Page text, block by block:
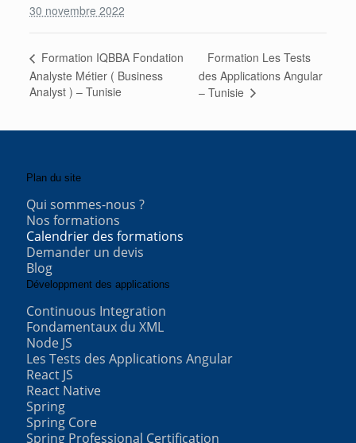
30 novembre 2022
Formation IQBBA Fondation
Analyste Métier ( Business
Analyst ) – Tunisie
Formation Les Tests
des Applications Angular
– Tunisie
Plan du site
Qui sommes-nous ?
Nos formations
Calendrier des formations
Demander un devis
Blog
Développment des applications
Continuous Integration
Fondamentaux du XML
Node JS
Les Tests des Applications Angular
React JS
React Native
Spring
Spring Core
Spring Professional Certification